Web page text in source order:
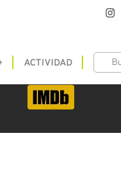
ACTIVIDAD
12